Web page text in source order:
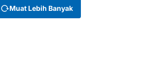
Muat Lebih Banyak